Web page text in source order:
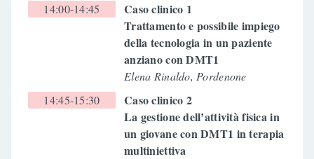
14:00-14:45
Caso clinico 1
Trattamento e possibile impiego
della tecnologia in un paziente
anziano con DMT1
Elena Rinaldo, Pordenone
14:45-15:30
Caso clinico 2
La gestione dell’attività fisica in
un giovane con DMT1 in terapia
multiniettiva